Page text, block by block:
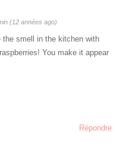
(12 années ago)
the smell in the kitchen with
You make it appear
Répondre